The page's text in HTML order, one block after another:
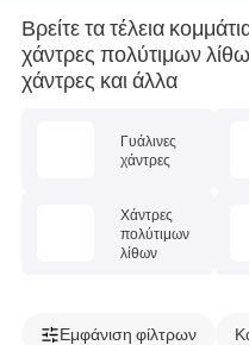
Βρείτε τα τέλεια
χάντρες πολύτιμων
χάντρες και άλλα
Γυάλινες
χάντρες
Χάντρες
πολύτιμων
λίθων
Εμφάνιση φίλτρων